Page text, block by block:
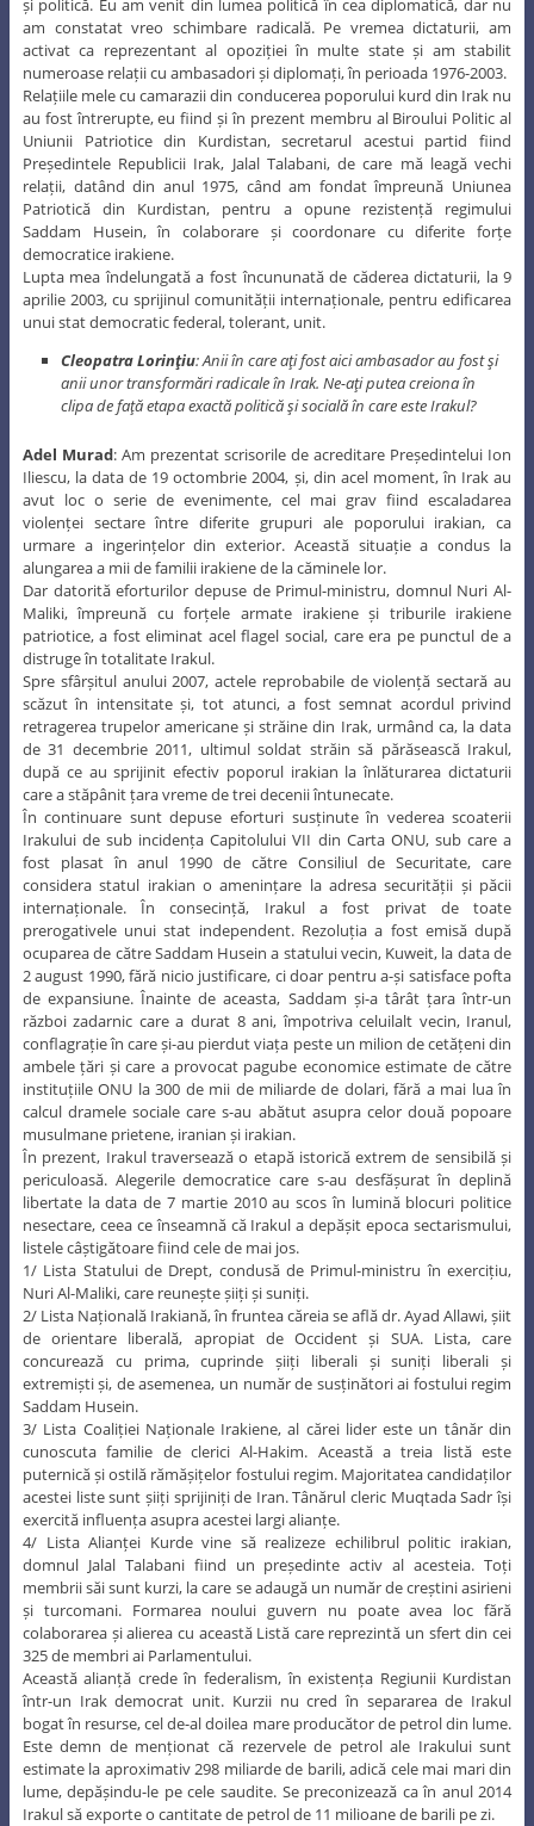
și politică. Eu am venit din lumea politică în cea diplomatică, dar nu
am constatat vreo schimbare radicală. Pe vremea dictaturii, am
activat ca reprezentant al opoziției în multe state și am stabilit
numeroase relații cu ambasadori și diplomați, în perioada 1976-2003.
Relațiile mele cu camarazii din conducerea poporului kurd din Irak nu
au fost întrerupte, eu fiind și în prezent membru al Biroului Politic al
Uniunii Patriotice din Kurdistan, secretarul acestui partid fiind
Președintele Republicii Irak, Jalal Talabani, de care mă leagă vechi
relații, datând din anul 1975, când am fondat împreună Uniunea
Patriotică din Kurdistan, pentru a opune rezistență regimului
Saddam Husein, în colaborare și coordonare cu diferite forțe
democratice irakiene.
Lupta mea îndelungată a fost încununată de căderea dictaturii, la 9
aprilie 2003, cu sprijinul comunității internaționale, pentru edificarea
unui stat democratic federal, tolerant, unit.
Cleopatra Lorinţiu: Anii în care aţi fost aici ambasador au fost şi
anii unor transformări radicale în Irak. Ne-aţi putea creiona în
clipa de faţă etapa exactă politică şi socială în care este Irakul?
Adel Murad: Am prezentat scrisorile de acreditare Președintelui Ion
Iliescu, la data de 19 octombrie 2004, și, din acel moment, în Irak au
avut loc o serie de evenimente, cel mai grav fiind escaladarea
violenței sectare între diferite grupuri ale poporului irakian, ca
urmare a ingerințelor din exterior. Această situație a condus la
alungarea a mii de familii irakiene de la căminele lor.
Dar datorită eforturilor depuse de Primul-ministru, domnul Nuri Al-
Maliki, împreună cu forțele armate irakiene și triburile irakiene
patriotice, a fost eliminat acel flagel social, care era pe punctul de a
distruge în totalitate Irakul.
Spre sfârșitul anului 2007, actele reprobabile de violență sectară au
scăzut în intensitate și, tot atunci, a fost semnat acordul privind
retragerea trupelor americane și străine din Irak, urmând ca, la data
de 31 decembrie 2011, ultimul soldat străin să părăsească Irakul,
după ce au sprijinit efectiv poporul irakian la înlăturarea dictaturii
care a stăpânit țara vreme de trei decenii întunecate.
În continuare sunt depuse eforturi susținute în vederea scoaterii
Irakului de sub incidența Capitolului VII din Carta ONU, sub care a
fost plasat în anul 1990 de către Consiliul de Securitate, care
considera statul irakian o amenințare la adresa securității și păcii
internaționale. În consecință, Irakul a fost privat de toate
prerogativele unui stat independent. Rezoluția a fost emisă după
ocuparea de către Saddam Husein a statului vecin, Kuweit, la data de
2 august 1990, fără nicio justificare, ci doar pentru a-și satisface pofta
de expansiune. Înainte de aceasta, Saddam și-a târât țara într-un
război zadarnic care a durat 8 ani, împotriva celuilalt vecin, Iranul,
conflagrație în care și-au pierdut viața peste un milion de cetățeni din
ambele țări și care a provocat pagube economice estimate de către
instituțiile ONU la 300 de mii de miliarde de dolari, fără a mai lua în
calcul dramele sociale care s-au abătut asupra celor două popoare
musulmane prietene, iranian și irakian.
În prezent, Irakul traversează o etapă istorică extrem de sensibilă și
periculoasă. Alegerile democratice care s-au desfășurat în deplină
libertate la data de 7 martie 2010 au scos în lumină blocuri politice
nesectare, ceea ce înseamnă că Irakul a depășit epoca sectarismului,
listele câștigătoare fiind cele de mai jos.
1/ Lista Statului de Drept, condusă de Primul-ministru în exercițiu,
Nuri Al-Maliki, care reunește șiiți și suniți.
2/ Lista Națională Irakiană, în fruntea căreia se află dr. Ayad Allawi, șiit
de orientare liberală, apropiat de Occident și SUA. Lista, care
concurează cu prima, cuprinde șiiți liberali și suniți liberali și
extremiști și, de asemenea, un număr de susținători ai fostului regim
Saddam Husein.
3/ Lista Coaliției Naționale Irakiene, al cărei lider este un tânăr din
cunoscuta familie de clerici Al-Hakim. Această a treia listă este
puternică și ostilă rămășițelor fostului regim. Majoritatea candidaților
acestei liste sunt șiiți sprijiniți de Iran. Tânărul cleric Muqtada Sadr își
exercită influența asupra acestei largi alianțe.
4/ Lista Alianței Kurde vine să realizeze echilibrul politic irakian,
domnul Jalal Talabani fiind un președinte activ al acesteia. Toți
membrii săi sunt kurzi, la care se adaugă un număr de creștini asirieni
și turcomani. Formarea noului guvern nu poate avea loc fără
colaborarea și alierea cu această Listă care reprezintă un sfert din cei
325 de membri ai Parlamentului.
Această alianță crede în federalism, în existența Regiunii Kurdistan
într-un Irak democrat unit. Kurzii nu cred în separarea de Irakul
bogat în resurse, cel de-al doilea mare producător de petrol din lume.
Este demn de menționat că rezervele de petrol ale Irakului sunt
estimate la aproximativ 298 miliarde de barili, adică cele mai mari din
lume, depășindu-le pe cele saudite. Se preconizează ca în anul 2014
Irakul să exporte o cantitate de petrol de 11 milioane de barili pe zi.